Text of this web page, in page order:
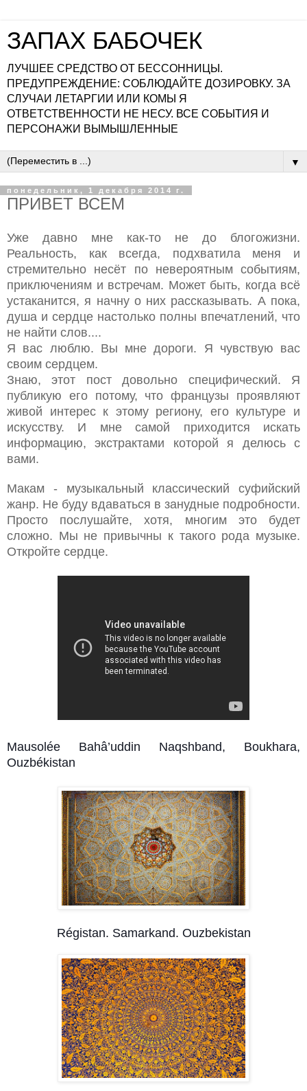
ЗАПАХ БАБОЧЕК
ЛУЧШЕЕ СРЕДСТВО ОТ БЕССОННИЦЫ.
ПРЕДУПРЕЖДЕНИЕ: СОБЛЮДАЙТЕ ДОЗИРОВКУ. ЗА
СЛУЧАИ ЛЕТАРГИИ ИЛИ КОМЫ Я
ОТВЕТСТВЕННОСТИ НЕ НЕСУ. ВСЕ СОБЫТИЯ И
ПЕРСОНАЖИ ВЫМЫШЛЕННЫЕ
▼
понедельник, 1 декабря 2014 г.
ПРИВЕТ ВСЕМ
Уже давно мне как-то не до блогожизни.
Реальность, как всегда, подхватила меня и
стремительно несёт по невероятным событиям,
приключениям и встречам. Может быть, когда всё
устаканится, я начну о них рассказывать. А пока,
душа и сердце настолько полны впечатлений, что
не найти слов....
Я вас люблю. Вы мне дороги. Я чувствую вас
своим сердцем.
Знаю, этот пост довольно специфический. Я
публикую его потому, что французы проявляют
живой интерес к этому региону, его культуре и
искусству. И мне самой приходится искать
информацию, экстрактами которой я делюсь с
вами.
Макам - музыкальный классический суфийский
жанр. Не буду вдаваться в занудные подробности.
Просто послушайте, хотя, многим это будет
сложно. Мы не привычны к такого рода музыке.
Откройте сердце.
Mausolée Bahâ’uddin Naqshband, Boukhara,
Ouzbékistan
Régistan. Samarkand. Ouzbekistan